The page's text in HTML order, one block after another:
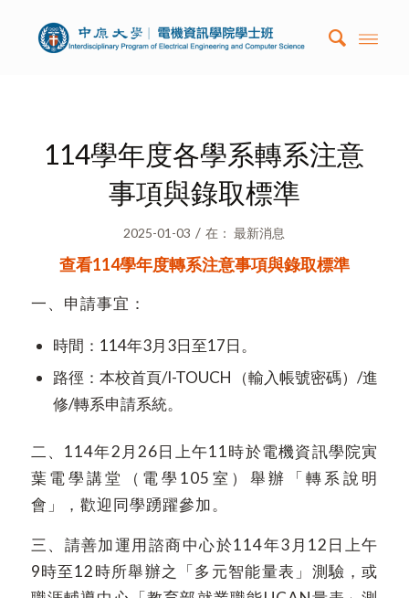
114學年度各學系轉系注意
事項與錄取標準
2025-01-03 / 在：最新消息
查看114學年度轉系注意事項與錄取標準
一、申請事宜：
時間：114年3月3日至17日。
路徑：本校首頁/I-TOUCH（輸入帳號密碼）/進
修/轉系申請系統。
二、114年2月26日上午11時於電機資訊學院寅
葉電學講堂（電學105室）舉辦「轉系說明
會」，歡迎同學踴躍參加。
三、請善加運用諮商中心於114年3月12日上午
9時至12時所舉辦之「多元智能量表」測驗，或